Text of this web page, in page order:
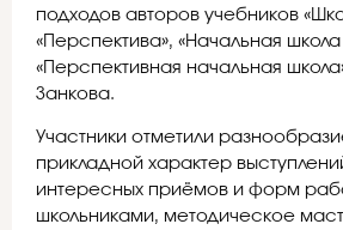
подходов авторов учебников
«Перспектива», «Начальная школа
«Перспективная начальная
Занкова.
Участники отметили
прикладной характер
интересных приёмов и форм
школьниками, методическое